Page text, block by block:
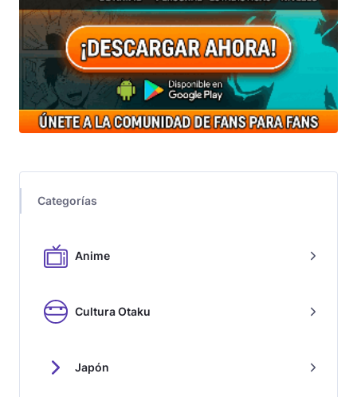
Categorías
Anime
Cultura Otaku
Japón